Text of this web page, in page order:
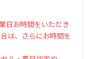
日お時間をいただき
は、さらにお時間を